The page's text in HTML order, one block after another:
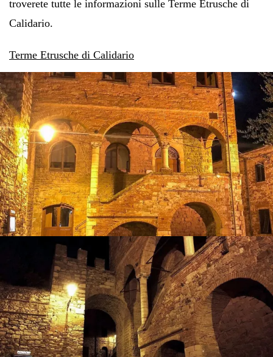
troverete tutte le informazioni sulle Terme Etrusche di
Calidario.
Terme Etrusche di Calidario